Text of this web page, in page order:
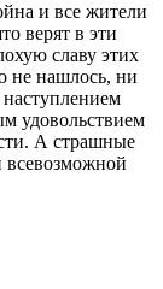
и все жители
верят в эти
славу этих
не нашлось, ни
наступлением
удовольствием
А страшные